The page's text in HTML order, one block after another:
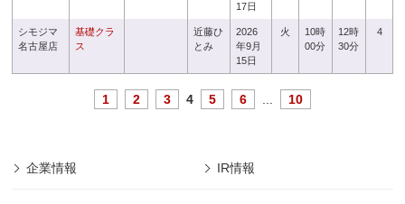
17日
シモジマ
名古屋店
基礎クラ
ス
近藤ひ
とみ
2026
年9月
15日
火
10時
00分
12時
30分
4
1 2 3 4 5 6 10
企業情報 IR情報